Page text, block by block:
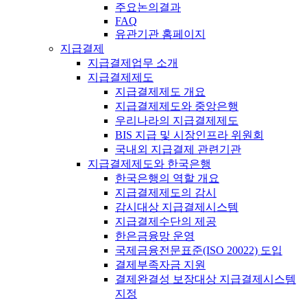
주요논의결과
FAQ
유관기관 홈페이지
지급결제
지급결제업무 소개
지급결제제도
지급결제제도 개요
지급결제제도와 중앙은행
우리나라의 지급결제제도
BIS 지급 및 시장인프라 위원회
국내외 지급결제 관련기관
지급결제제도와 한국은행
한국은행의 역할 개요
지급결제제도의 감시
감시대상 지급결제시스템
지급결제수단의 제공
한은금융망 운영
국제금융전문표준(ISO 20022) 도입
결제부족자금 지원
결제완결성 보장대상 지급결제시스템
지정